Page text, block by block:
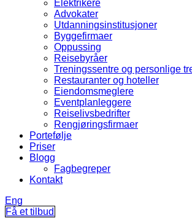
Elektrikere
Advokater
Utdanningsinstitusjoner
Byggefirmaer
Oppussing
Reisebyråer
Treningssentre og personlige
Restauranter og hoteller
Eiendomsmeglere
Eventplanleggere
Reiselivsbedrifter
Rengjøringsfirmaer
Portefølje
Priser
Blogg
Fagbegreper
Kontakt
Eng
Få et tilbud